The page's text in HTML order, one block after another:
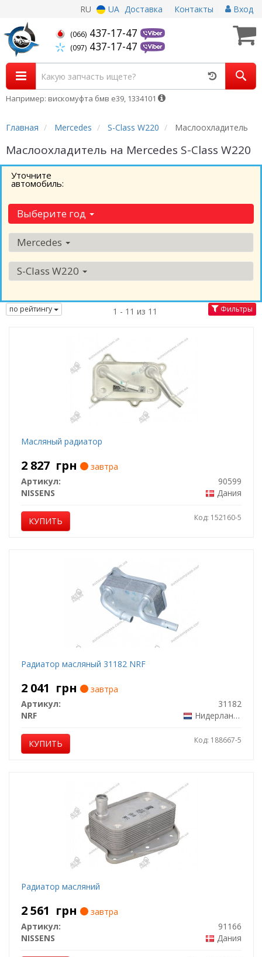
RU UA Доставка Контакты Вход
(066) 437-17-47
(097) 437-17-47
Например: вискомуфта бмв е39, 1334101
Главная Mercedes S-Class W220 Маслоохладитель
Маслоохладитель на Mercedes S-Class W220
Уточните
автомобиль:
Выберите год
Mercedes
S-Class W220
по рейтингу 1 - 11 из 11 Фильтры
Масляный радиатор
2 827 грн
завтра
Артикул:
90599
NISSENS
Дания
КУПИТЬ Код: 152160-5
Радиатор масляный 31182 NRF
2 041 грн
завтра
Артикул:
31182
NRF
Нидерланды
КУПИТЬ Код: 188667-5
Радиатор масляний
2 561 грн
завтра
Артикул:
91166
NISSENS
Дания